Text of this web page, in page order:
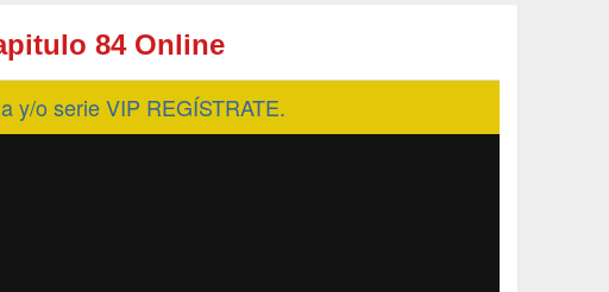
84 Online
y/o serie VIP REGÍSTRATE.